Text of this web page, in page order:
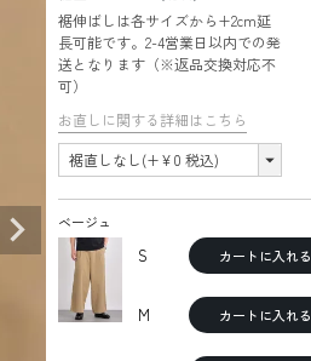
裾伸ばしは各サイズから+2cm延
長可能です。2-4営業日以内での発
送となります（※返品交換対応不
可）
お直しに関する詳細はこちら
ベージュ
S カートに入れる
M カートに入れる